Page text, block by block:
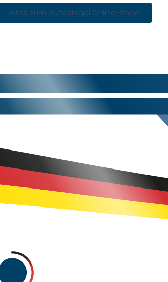
Infos zum Gütesiegel Online-Shop